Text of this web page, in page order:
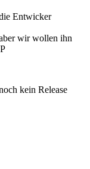
Entwicker
wir wollen ihn
kein Release